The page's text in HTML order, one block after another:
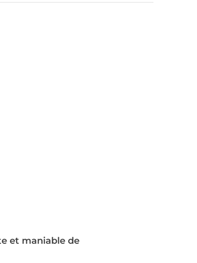
et maniable de